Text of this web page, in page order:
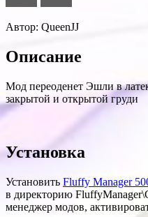
Автор: QueenJJ
Описание
Мод переоденет Эшли в
закрытой и открытой груди
Установка
Установить Fluffy Manager
в директорию
менеджер модов,